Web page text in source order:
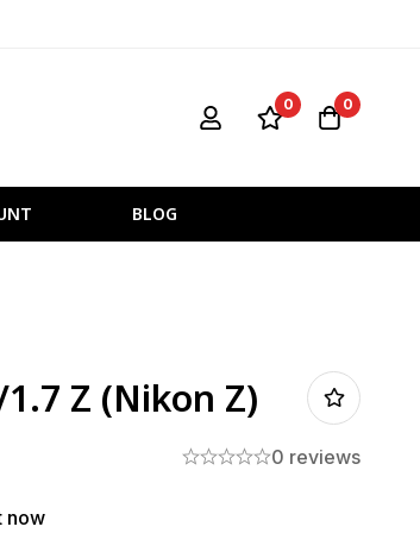
0 0
BLOG
Z (Nikon Z)
0 reviews
now